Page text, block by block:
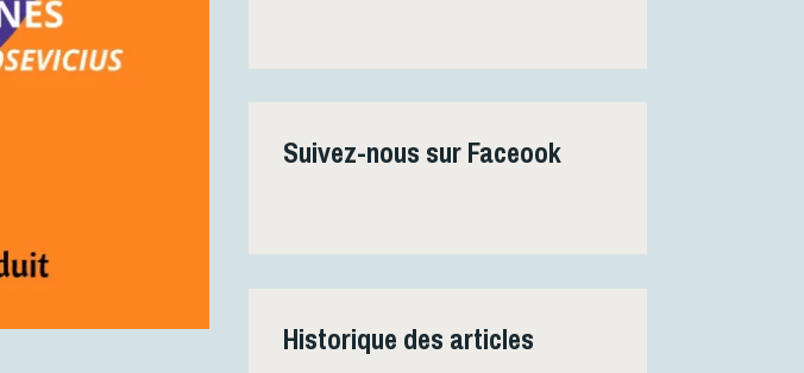
Suivez-nous sur Faceook
Historique des articles